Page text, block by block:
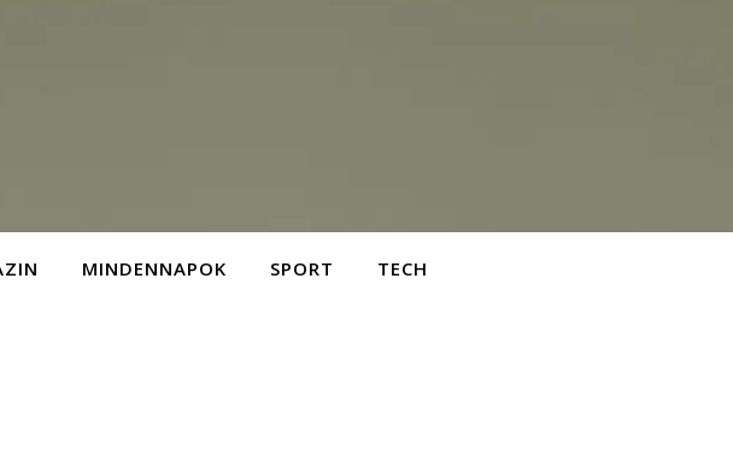
MINDENNAPOK SPORT TECH